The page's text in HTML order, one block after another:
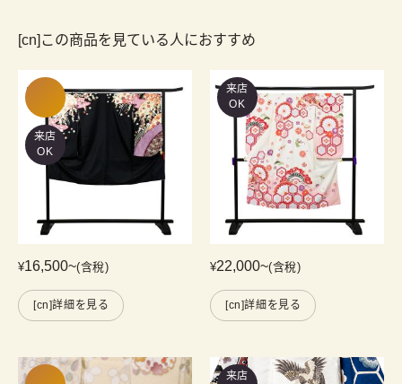
[cn]この商品を見ている人におすすめ
来店
OK
¥16,500~(含稅)
[cn]詳細を見る
来店
OK
¥22,000~(含稅)
[cn]詳細を見る
来店